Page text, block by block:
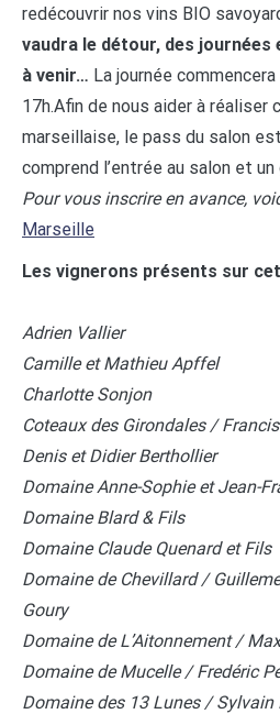
redécouvrir nos vins BIO
vaudra le détour, des
à venir… La journée
17h.Afin de nous aider à réaliser
marseillaise, le pass du salon est
comprend l’entrée au salon et
Pour vous inscrire en avance,
Marseille
Les vignerons présents sur
Adrien Vallier
Camille et Mathieu Apffel
Charlotte Sonjon
Coteaux des Girondales /
Denis et Didier Berthollier
Domaine Anne-Sophie et Jean-
Domaine Blard & Fils
Domaine Claude Quenard et Fils
Domaine de Chevillard /
Goury
Domaine de L’Aitonnement /
Domaine de Mucelle / Fredéric
Domaine des 13 Lunes / Sylvain